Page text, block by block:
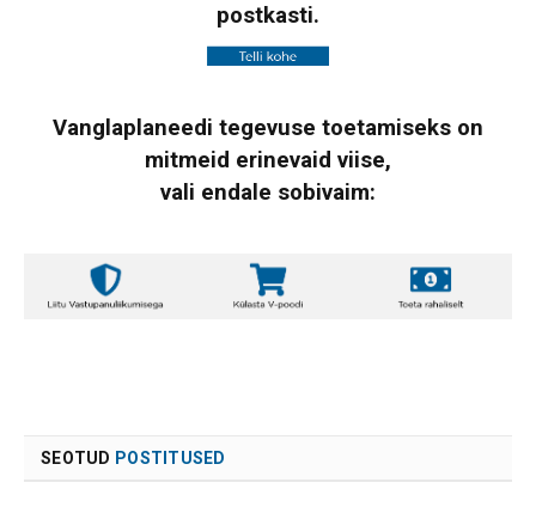
postkasti.
Vanglaplaneedi tegevuse toetamiseks on
mitmeid erinevaid viise,
vali endale sobivaim:
SEOTUD POSTITUSED